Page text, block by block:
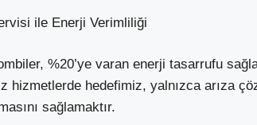
ile Enerji Verimliliği
%20’ye varan enerji tasarrufu
hizmetlerde hedefimiz, yalnızca arıza
sağlamaktır.